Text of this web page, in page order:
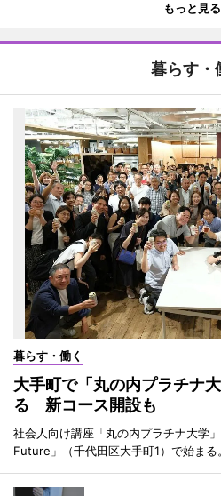
もっと見る
暮らす・
暮らす・働く
大手町で「丸の内プラチナ
る 新コース開設も
社会人向け講座「丸の内プラチナ大学
Future」（千代田区大手町1）で始まる。